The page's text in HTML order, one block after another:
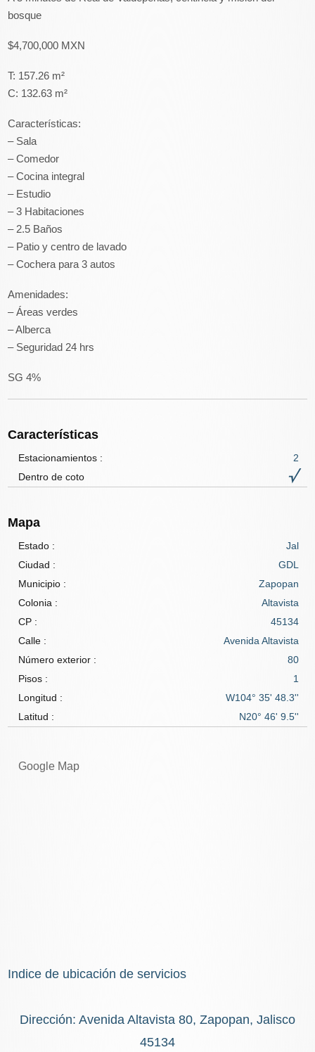
bosque
$4,700,000 MXN
T: 157.26 m²
C: 132.63 m²
Características:
– Sala
– Comedor
– Cocina integral
– Estudio
– 3 Habitaciones
– 2.5 Baños
– Patio y centro de lavado
– Cochera para 3 autos
Amenidades:
– Áreas verdes
– Alberca
– Seguridad 24 hrs
SG 4%
Características
Estacionamientos :
2
Dentro de coto
Mapa
Estado :
Jal
Ciudad :
GDL
Municipio :
Zapopan
Colonia :
Altavista
CP :
45134
Calle :
Avenida Altavista
Número exterior :
80
Pisos :
1
Longitud :
W104° 35' 48.3''
Latitud :
N20° 46' 9.5''
Google Map
Indice de ubicación de servicios
Dirección: Avenida Altavista 80, Zapopan, Jalisco
45134